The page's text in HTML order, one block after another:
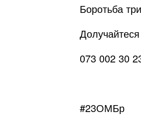
Боротьба
073 002 30
#23ОМБр